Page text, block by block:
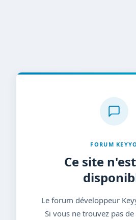
FORUM KEYYO
Ce site
Le forum développeur
Si vous ne trouvez pas